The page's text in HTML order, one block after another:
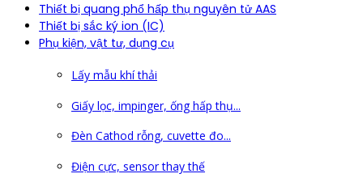
Thiết bị quang phổ hấp thụ nguyên tử AAS
Thiết bị sắc ký ion (IC)
Phụ kiện, vật tư, dụng cụ
Lấy mẫu khí thải
Giấy lọc, impinger, ống hấp thụ...
Đèn Cathod rỗng, cuvette đo...
Điện cực, sensor thay thế